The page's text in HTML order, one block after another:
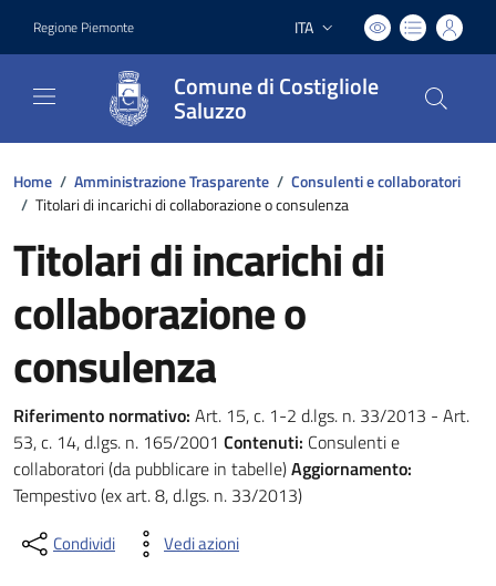
Regione Piemonte Lingua attiva:
ITA
Comune di Costigliole
Saluzzo
Home / Amministrazione Trasparente / Consulenti e collaboratori
/ Titolari di incarichi di collaborazione o consulenza
Titolari di incarichi di
collaborazione o
consulenza
Riferimento normativo: Art. 15, c. 1-2 d.lgs. n. 33/2013 - Art.
53, c. 14, d.lgs. n. 165/2001 Contenuti: Consulenti e
collaboratori (da pubblicare in tabelle)Aggiornamento:
Tempestivo (ex art. 8, d.lgs. n. 33/2013)
Condividi Vedi azioni